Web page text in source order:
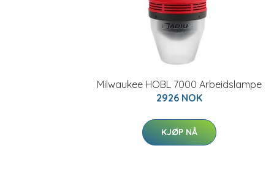
Milwaukee HOBL 7000 Arbeidslampe
2926 NOK
KJØP NÅ